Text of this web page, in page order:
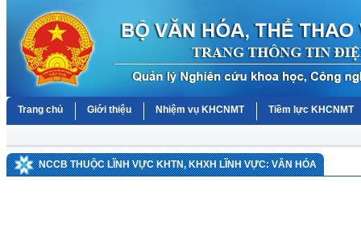
Trang chủ Giới thiệu Nhiệm vụ KHCNMT Tiềm lực KHCNMT
NCCB THUỘC LĨNH VỰC KHTN, KHXH LĨNH VỰC: VĂN HÓA